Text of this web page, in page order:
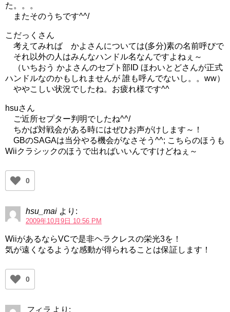
た。。。
またそのうちです^^/
こだっくさん
考えてみれば かよさんについては(多分)素の名前呼びで
それ以外の人はみんなハンドル名なんですよねぇ～
（いちおう かよさんのセプト部ID ほわいとどさんが正式
ハンドルなのかもしれませんが 誰も呼んでないし。。ww）
ややこしい状況でしたね。お疲れ様です^^
hsuさん
ご近所セプター判明でしたね^^/
ちかば対戦会がある時にはぜひお声がけします～！
GBのSAGAは当分やる機会がなさそう^^; こちらのほうも
Wiiクラシックのほうで出ればいいんですけどねぇ～
0
hsu_mai より:
2009年10月9日 10:56 PM
WiiがあるならVCで是非ヘラクレスの栄光3を！
気が遠くなるような感動が得られることは保証します！
0
フィラ より: